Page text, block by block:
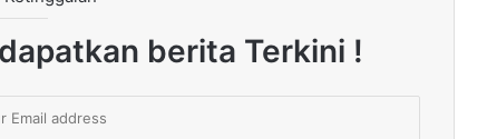
berita Terkini !